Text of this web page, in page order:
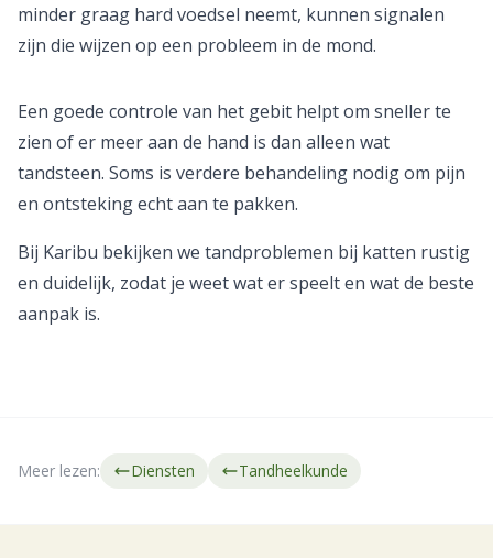
minder graag hard voedsel neemt, kunnen signalen
zijn die wijzen op een probleem in de mond.
Een goede controle van het gebit helpt om sneller te
zien of er meer aan de hand is dan alleen wat
tandsteen. Soms is verdere behandeling nodig om pijn
en ontsteking echt aan te pakken.
Bij Karibu bekijken we tandproblemen bij katten rustig
en duidelijk, zodat je weet wat er speelt en wat de beste
aanpak is.
Meer lezen: Diensten Tandheelkunde